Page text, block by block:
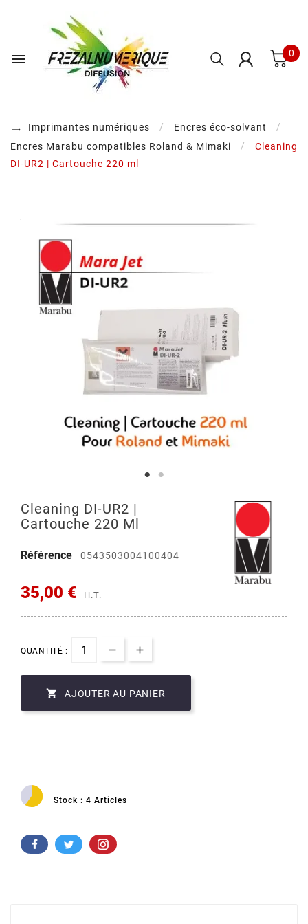
 0
Imprimantes numériques
Encres éco-solvant
Encres Marabu compatibles Roland & Mimaki
Cleaning
DI-UR2 | Cartouche 220 ml
Cleaning DI-UR2 |
Cartouche 220 Ml
Référence 0543503004100404
35,00 € H.T.
QUANTITÉ :
 AJOUTER AU PANIER
Stock : 4 Articles